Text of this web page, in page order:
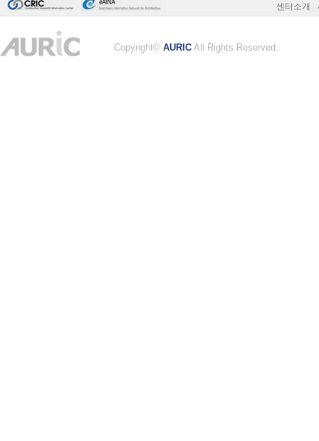
센터소개
Copyright© AURIC All Rights Reserved.